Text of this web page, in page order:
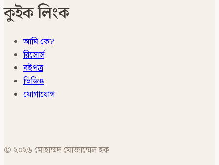
কুইক লিংক
আমি কে?
রিসোর্স
বইপত্র
ভিডিও
যোগাযোগ
© ২০২৬ মোহাম্মদ মোজাম্মেল হক